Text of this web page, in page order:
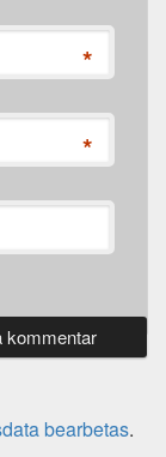
*
*
bearbetas.